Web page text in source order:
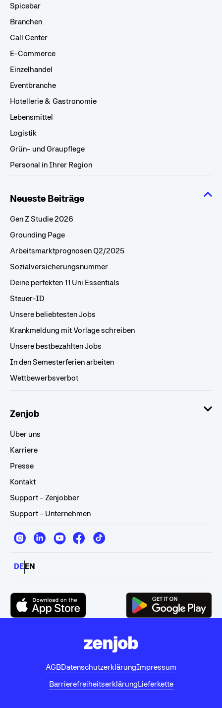
Spicebar
Branchen
Call Center
E-Commerce
Einzelhandel
Eventbranche
Hotellerie & Gastronomie
Lebensmittel
Logistik
Grün- und Graupflege
Personal in Ihrer Region
Neueste Beiträge
Gen Z Studie 2026
Grounding Page
Arbeitsmarktprognosen Q2/2025
Sozialversicherungsnummer
Deine perfekten 11 Uni Essentials
Steuer-ID
Unsere beliebtesten Jobs
Krankmeldung mit Vorlage schreiben
Unsere bestbezahlten Jobs
In den Semesterferien arbeiten
Wettbewerbsverbot
Zenjob
Über uns
Karriere
Presse
Kontakt
Support - Zenjobber
Support - Unternehmen
DEEN
AGBDatenschutzerklärungImpressum
BarrierefreiheitserklärungLieferkette